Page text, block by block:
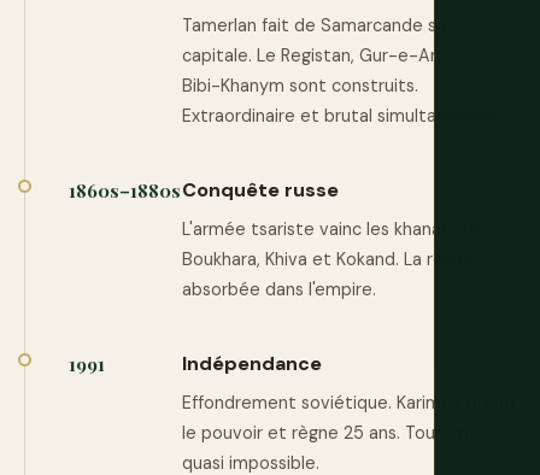
Tamerlan fait de Samarcande sa
capitale. Le Registan, Gur-e-Amir et
Bibi-Khanym sont construits.
Extraordinaire et brutal simultanément.
1860s–1880sConquête russe
L'armée tsariste vainc les khanats de
Boukhara, Khiva et Kokand. La région
absorbée dans l'empire.
1991 Indépendance
Effondrement soviétique. Karimov prend
le pouvoir et règne 25 ans. Tourisme
quasi impossible.